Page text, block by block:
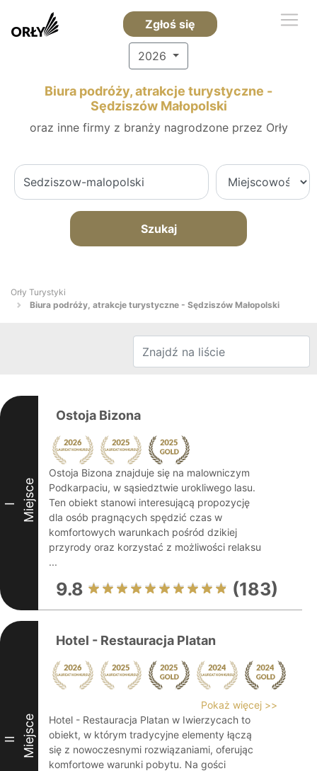
Zgłoś się
2026
Biura podróży, atrakcje turystyczne -
Sędziszów Małopolski
oraz inne firmy z branży nagrodzone przez Orły
Szukaj
Orły Turystyki
Biura podróży, atrakcje turystyczne - Sędziszów Małopolski
I Miejsce
Ostoja Bizona
Ostoja Bizona znajduje się na malowniczym
Podkarpaciu, w sąsiedztwie urokliwego lasu.
Ten obiekt stanowi interesującą propozycję
dla osób pragnących spędzić czas w
komfortowych warunkach pośród dzikiej
przyrody oraz korzystać z możliwości relaksu
...
9.8 (183)
II Miejsce
Hotel - Restauracja Platan
Pokaż więcej >>
Hotel - Restauracja Platan w Iwierzycach to
obiekt, w którym tradycyjne elementy łączą
się z nowoczesnymi rozwiązaniami, oferując
komfortowe warunki pobytu. Na gości